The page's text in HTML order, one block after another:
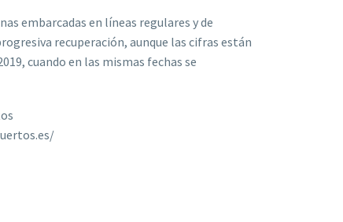
embarcadas en líneas regulares y de
recuperación, aunque las cifras están
cuando en las mismas fechas se